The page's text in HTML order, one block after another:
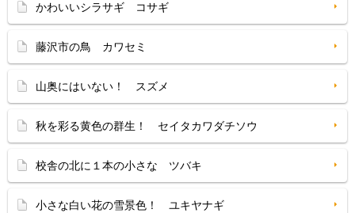
かわいいシラサギ コサギ
藤沢市の鳥 カワセミ
山奥にはいない！ スズメ
秋を彩る黄色の群生！ セイタカワダチソウ
校舎の北に１本の小さな ツバキ
小さな白い花の雪景色！ ユキヤナギ